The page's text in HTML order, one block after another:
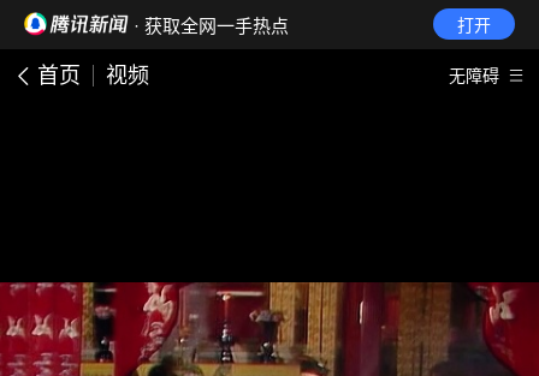
· 获取全网一手热点 打开
首页 视频 无障碍